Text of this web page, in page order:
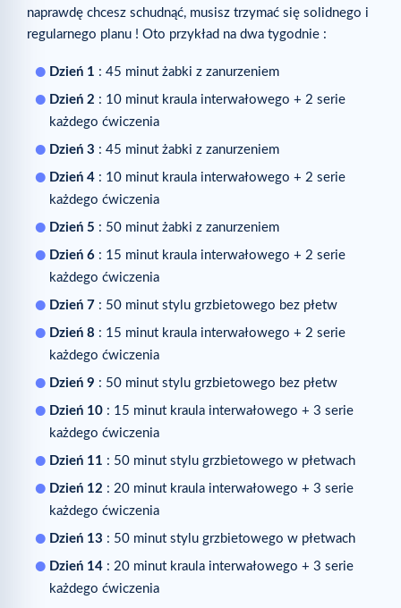
naprawdę chcesz schudnąć, musisz trzymać się solidnego i
regularnego planu ! Oto przykład na dwa tygodnie :
Dzień 1 : 45 minut żabki z zanurzeniem
Dzień 2 : 10 minut kraula interwałowego + 2 serie
każdego ćwiczenia
Dzień 3 : 45 minut żabki z zanurzeniem
Dzień 4 : 10 minut kraula interwałowego + 2 serie
każdego ćwiczenia
Dzień 5 : 50 minut żabki z zanurzeniem
Dzień 6 : 15 minut kraula interwałowego + 2 serie
każdego ćwiczenia
Dzień 7 : 50 minut stylu grzbietowego bez płetw
Dzień 8 : 15 minut kraula interwałowego + 2 serie
każdego ćwiczenia
Dzień 9 : 50 minut stylu grzbietowego bez płetw
Dzień 10 : 15 minut kraula interwałowego + 3 serie
każdego ćwiczenia
Dzień 11 : 50 minut stylu grzbietowego w płetwach
Dzień 12 : 20 minut kraula interwałowego + 3 serie
każdego ćwiczenia
Dzień 13 : 50 minut stylu grzbietowego w płetwach
Dzień 14 : 20 minut kraula interwałowego + 3 serie
każdego ćwiczenia